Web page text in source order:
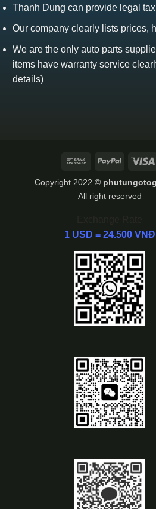
Thanh Dung can provide legal
Our company clearly lists prices,
We are the only auto parts
items have warranty service
details)
Bank
PayPal
Copyright 2022 ©
All right reserved
1 USD = 24.500 VNĐ